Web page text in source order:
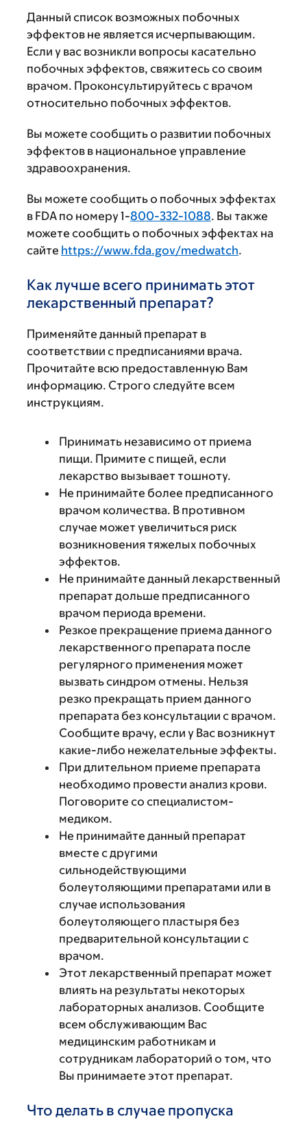
Данный список возможных побочных
эффектов не является исчерпывающим.
Если у вас возникли вопросы касательно
побочных эффектов, свяжитесь со своим
врачом. Проконсультируйтесь с врачом
относительно побочных эффектов.
Вы можете сообщить о развитии побочных
эффектов в национальное управление
здравоохранения.
Вы можете сообщить о побочных эффектах
в FDA по номеру 1-800-332-1088. Вы также
можете сообщить о побочных эффектах на
сайте https://www.fda.gov/medwatch.
Как лучше всего принимать этот
лекарственный препарат?
Применяйте данный препарат в
соответствии с предписаниями врача.
Прочитайте всю предоставленную Вам
информацию. Строго следуйте всем
инструкциям.
Принимать независимо от приема
пищи. Примите с пищей, если
лекарство вызывает тошноту.
Не принимайте более предписанного
врачом количества. В противном
случае может увеличиться риск
возникновения тяжелых побочных
эффектов.
Не принимайте данный лекарственный
препарат дольше предписанного
врачом периода времени.
Резкое прекращение приема данного
лекарственного препарата после
регулярного применения может
вызвать синдром отмены. Нельзя
резко прекращать прием данного
препарата без консультации с врачом.
Сообщите врачу, если у Вас возникнут
какие-либо нежелательные эффекты.
При длительном приеме препарата
необходимо провести анализ крови.
Поговорите со специалистом-
медиком.
Не принимайте данный препарат
вместе с другими
сильнодействующими
болеутоляющими препаратами или в
случае использования
болеутоляющего пластыря без
предварительной консультации с
врачом.
Этот лекарственный препарат может
влиять на результаты некоторых
лабораторных анализов. Сообщите
всем обслуживающим Вас
медицинским работникам и
сотрудникам лабораторий о том, что
Вы принимаете этот препарат.
Что делать в случае пропуска